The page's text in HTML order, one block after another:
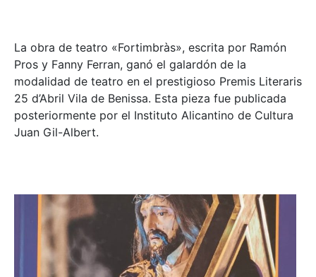
La obra de teatro «Fortimbràs», escrita por Ramón
Pros y Fanny Ferran, ganó el galardón de la
modalidad de teatro en el prestigioso Premis Literaris
25 d’Abril Vila de Benissa. Esta pieza fue publicada
posteriormente por el Instituto Alicantino de Cultura
Juan Gil-Albert.